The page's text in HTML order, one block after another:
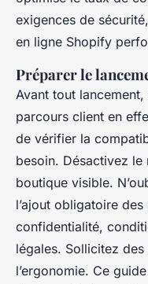
exigences de
en ligne Shopify
Préparer le
Avant tout
parcours client en
de vérifier la
besoin. Désactivez
boutique visible.
l’ajout obligatoire
confidentialité,
légales. Sollicitez
l’ergonomie. Ce